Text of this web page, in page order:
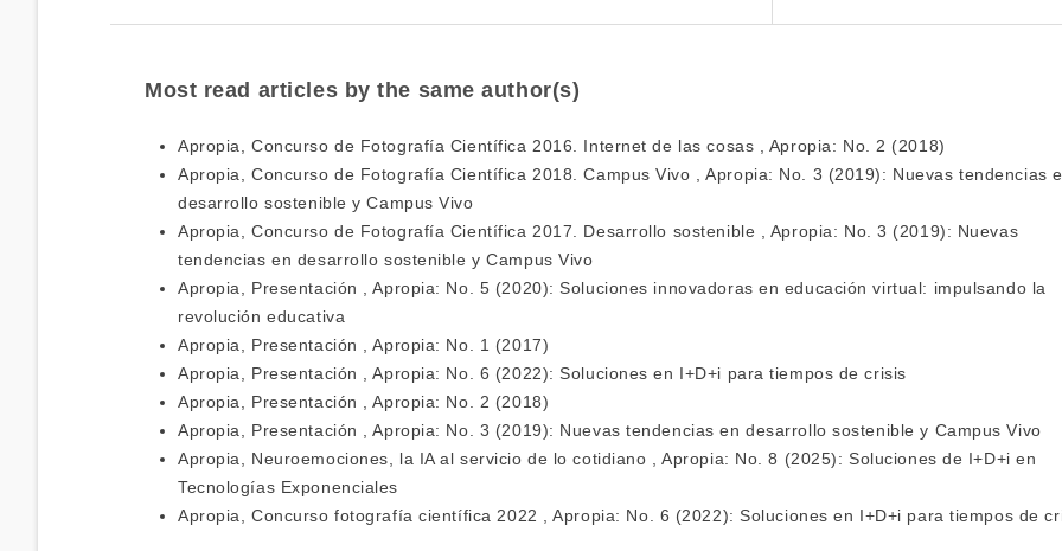
Most read articles by the same author(s)
Apropia,Concurso de Fotografía Científica 2016. Internet de las cosas , Apropia: No. 2 (2018)
Apropia,Concurso de Fotografía Científica 2018. Campus Vivo ,Apropia: No. 3 (2019): Nuevas tendencias
desarrollo sostenible y Campus Vivo
Apropia,Concurso de Fotografía Científica 2017. Desarrollo sostenible , Apropia: No. 3 (2019): Nuevas
tendencias en desarrollo sostenible y Campus Vivo
Apropia, Presentación ,Apropia: No. 5 (2020): Soluciones innovadoras en educación virtual: impulsando la
revolución educativa
Apropia, Presentación ,Apropia: No. 1 (2017)
Apropia, Presentación ,Apropia: No. 6 (2022): Soluciones en I+D+i para tiempos de crisis
Apropia, Presentación ,Apropia: No. 2 (2018)
Apropia, Presentación ,Apropia: No. 3 (2019): Nuevas tendencias en desarrollo sostenible y Campus Vivo
Apropia, Neuroemociones, la IA al servicio de lo cotidiano ,Apropia: No. 8 (2025): Soluciones de I+D+i en
Tecnologías Exponenciales
Apropia,Concurso fotografía científica 2022 ,Apropia: No. 6 (2022): Soluciones en I+D+i para tiempos de